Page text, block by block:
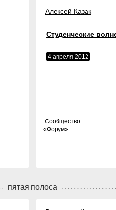
Алексей Казак
Студенческие
4 апреля 2012
Cообщество
«Форум»
пятая полоса